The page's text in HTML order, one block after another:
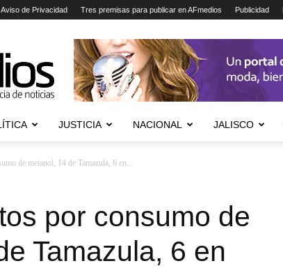
Aviso de Privacidad Tres premisas para publicar en AFmedios Publicidad
JUSTICIA NACIONAL JALISCO
de metanol, 14 de Tamazula, 6 en...
por consumo de
Tamazula, 6 en